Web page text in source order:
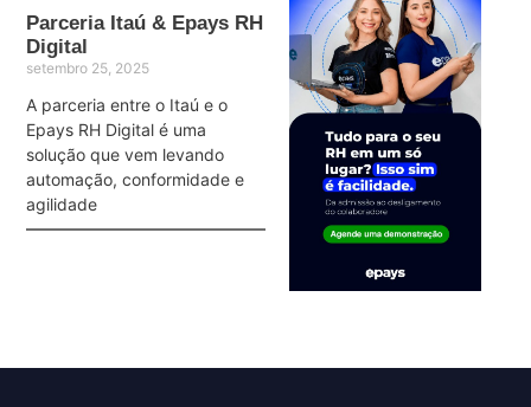
Parceria Itaú & Epays RH
Digital
setembro 25, 2025
A parceria entre o Itaú e o
Epays RH Digital é uma
solução que vem levando
automação, conformidade e
agilidade